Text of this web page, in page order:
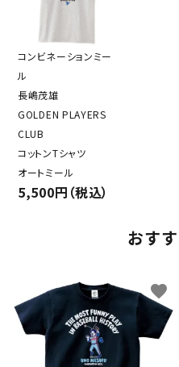
コンビネーションミー
ル
長嶋茂雄
GOLDEN PLAYERS
CLUB
コットンTシャツ
オートミール
5,500円（税込）
おす
favorite